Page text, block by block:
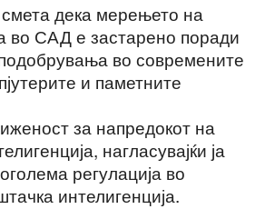
дека мерењето на
во САД е застарено поради
во современите
и паметните
за напредокот на
нагласувајќи ја
регулација во
интелигенција.